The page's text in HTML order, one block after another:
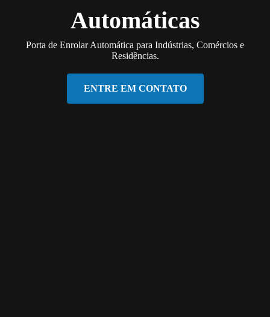
Automáticas
Porta de Enrolar Automática para Indústrias, Comércios e
Residências.
ENTRE EM CONTATO